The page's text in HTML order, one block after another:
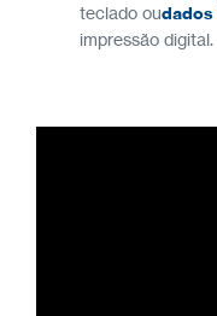
teclado oudados
impressão digital.